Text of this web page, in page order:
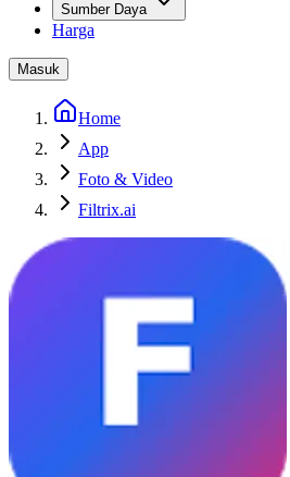
Sumber Daya
Harga
Masuk
Home
App
Foto & Video
Filtrix.ai